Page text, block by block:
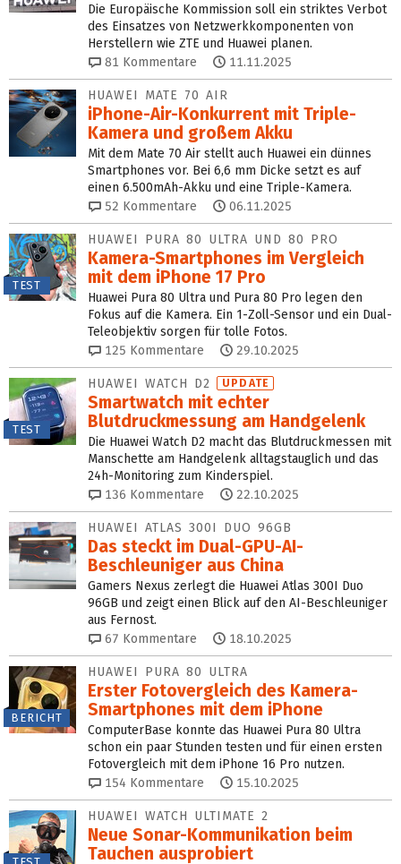
Die Europäische Kommission soll ein striktes Verbot
des Einsatzes von Netzwerkkomponenten von
Herstellern wie ZTE und Huawei planen.
81 Kommentare 11.11.2025
HUAWEI MATE 70 AIR
iPhone-Air-Konkurrent mit Triple-
Kamera und großem Akku
Mit dem Mate 70 Air stellt auch Huawei ein dünnes
Smartphones vor. Bei 6,6 mm Dicke setzt es auf
einen 6.500mAh-Akku und eine Triple-Kamera.
52 Kommentare 06.11.2025
TEST
HUAWEI PURA 80 ULTRA UND 80 PRO
Kamera-Smartphones im Vergleich
mit dem iPhone 17 Pro
Huawei Pura 80 Ultra und Pura 80 Pro legen den
Fokus auf die Kamera. Ein 1-Zoll-Sensor und ein Dual-
Teleobjektiv sorgen für tolle Fotos.
125 Kommentare 29.10.2025
TEST
HUAWEI WATCH D2 UPDATE
Smartwatch mit echter
Blutdruckmessung am Handgelenk
Die Huawei Watch D2 macht das Blutdruckmessen mit
Manschette am Handgelenk alltagstauglich und das
24h-Monitoring zum Kinderspiel.
136 Kommentare 22.10.2025
HUAWEI ATLAS 300I DUO 96GB
Das steckt im Dual-GPU-AI-
Beschleuniger aus China
Gamers Nexus zerlegt die Huawei Atlas 300I Duo
96GB und zeigt einen Blick auf den AI-Beschleuniger
aus Fernost.
67 Kommentare 18.10.2025
BERICHT
HUAWEI PURA 80 ULTRA
Erster Fotovergleich des Kamera-
Smartphones mit dem iPhone
ComputerBase konnte das Huawei Pura 80 Ultra
schon ein paar Stunden testen und für einen ersten
Fotovergleich mit dem iPhone 16 Pro nutzen.
154 Kommentare 15.10.2025
HUAWEI WATCH ULTIMATE 2
Neue Sonar-Kommunikation beim
Tauchen ausprobiert